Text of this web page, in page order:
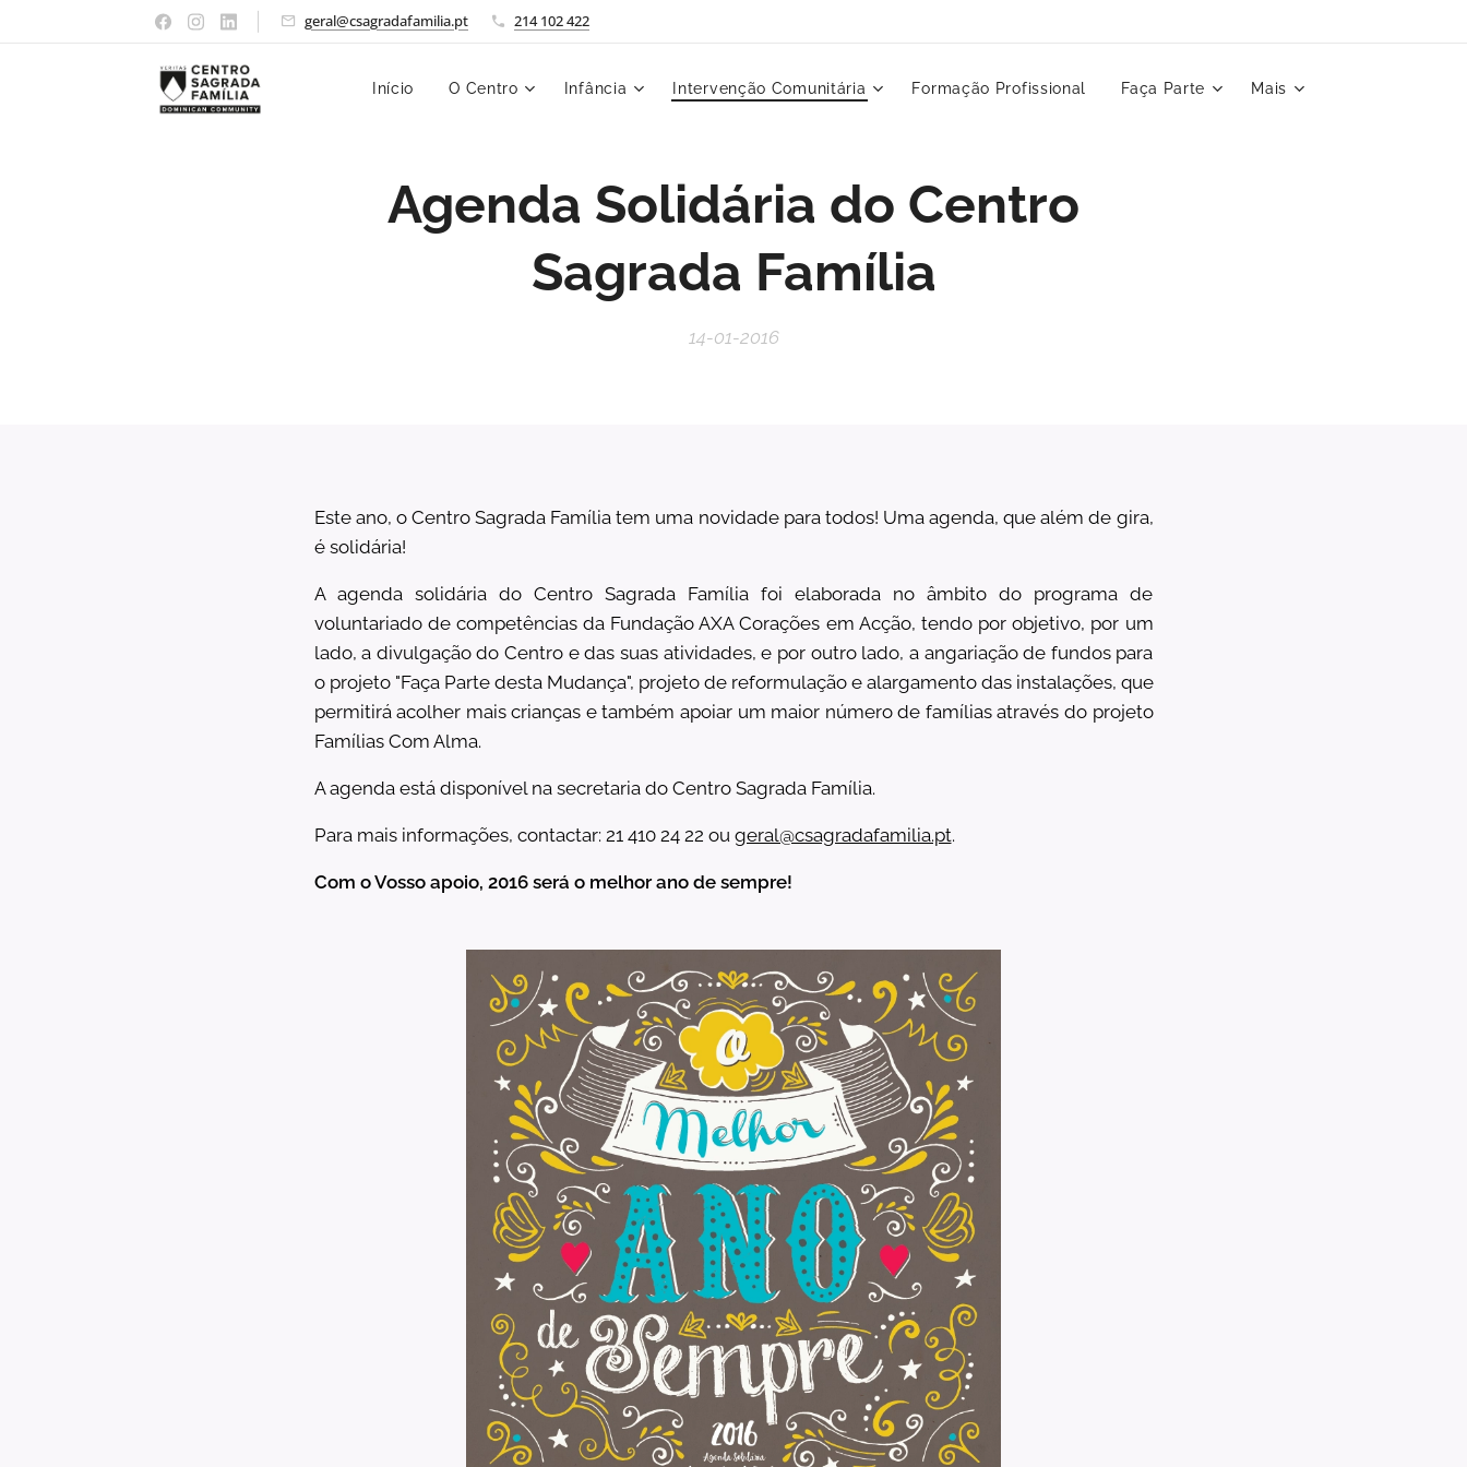
geral@csagradafamilia.pt 214 102 422
Início O Centro Infância Intervenção Comunitária Formação Profissional Faça Parte Mais
Agenda Solidária do Centro
Sagrada Família
14-01-2016
Este ano, o Centro Sagrada Família tem uma novidade para todos! Uma agenda, que além de gira,
é solidária!
A agenda solidária do Centro Sagrada Família foi elaborada no âmbito do programa de
voluntariado de competências da Fundação AXA Corações em Acção, tendo por objetivo, por um
lado, a divulgação do Centro e das suas atividades, e por outro lado, a angariação de fundos para
o projeto "Faça Parte desta Mudança", projeto de reformulação e alargamento das instalações, que
permitirá acolher mais crianças e também apoiar um maior número de famílias através do projeto
Famílias Com Alma.
A agenda está disponível na secretaria do Centro Sagrada Família.
Para mais informações, contactar: 21 410 24 22 ou geral@csagradafamilia.pt.
Com o Vosso apoio, 2016 será o melhor ano de sempre!